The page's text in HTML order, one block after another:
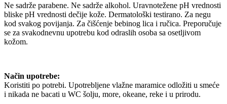
Ne sadrže parabene. Ne sadrže alkohol. Uravnotežene pH vrednosti
bliske pH vrednosti dečije kože. Dermatološki testirano. Za negu
kod svakog povijanja. Za čišćenje bebinog lica i ručica. Preporučuje
se za svakodnevnu upotrebu kod odraslih osoba sa osetljivom
kožom.
Način upotrebe:
Koristiti po potrebi. Upotrebljene vlažne maramice odložiti u smeće
i nikada ne bacati u WC šolju, more, okeane, reke i u prirodu.